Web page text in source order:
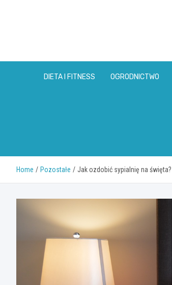
DIETA I FITNESS OGRODNICTWO
Home Pozostałe Jak ozdobić sypialnię na święta?